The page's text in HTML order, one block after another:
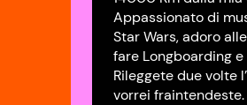
Appassionato di
Star Wars, adoro
fare Longboarding e
Rileggete due volte
vorrei fraintendeste.